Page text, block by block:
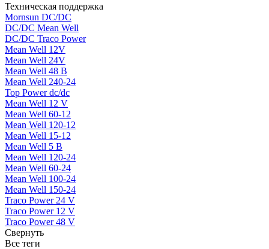
Техническая поддержка
Mornsun DC/DC
DC/DC Mean Well
DC/DC Traco Power
Mean Well 12V
Mean Well 24V
Mean Well 48 В
Mean Well 240-24
Top Power dc/dc
Mean Well 12 V
Mean Well 60-12
Mean Well 120-12
Mean Well 15-12
Mean Well 5 В
Mean Well 120-24
Mean Well 60-24
Mean Well 100-24
Mean Well 150-24
Traco Power 24 V
Traco Power 12 V
Traco Power 48 V
Свернуть
Все теги